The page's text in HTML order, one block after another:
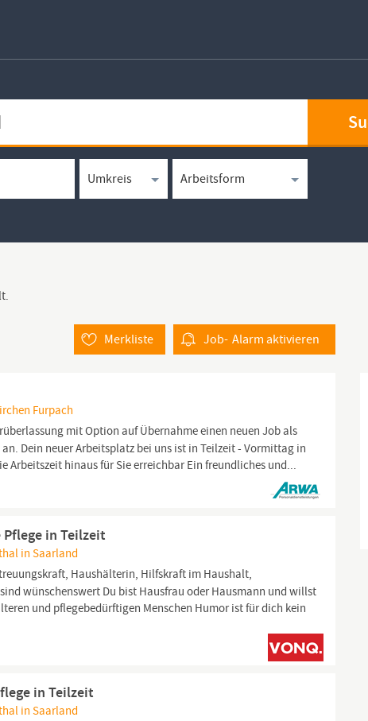
Job- Alarmaktivieren
Merkliste
Furpach
mit Option auf Übernahme einen neuen Job als
Dein neuer Arbeitsplatz bei uns ist in Teilzeit - Vormittag in
Arbeitszeit hinaus für Sie erreichbar Ein freundliches und...
in Teilzeit
in Saarland
Haushälterin, Hilfskraft im Haushalt,
wünschenswert Du bist Hausfrau oder Hausmann und willst
und pflegebedürftigen Menschen Humor ist für dich kein
in Teilzeit
in Saarland